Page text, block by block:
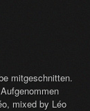
mitgeschnitten.
mixed by Léo